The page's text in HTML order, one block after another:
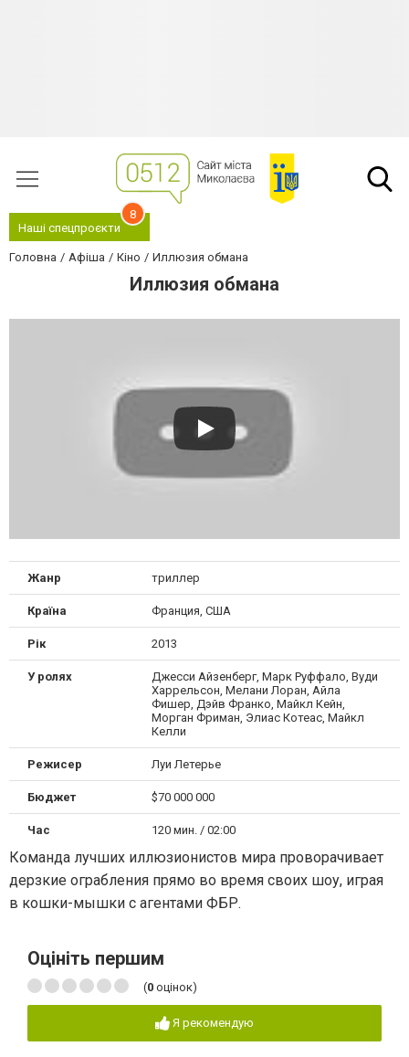
Наші спецпроєкти
8
Головна Афіша Кіно Иллюзия обмана
Иллюзия обмана
Жанр триллер
Країна Франция, США
Рік 2013
У ролях
Джесси Айзенберг, Марк Руффало, Вуди
Харрельсон, Мелани Лоран, Айла
Фишер, Дэйв Франко, Майкл Кейн,
Морган Фриман, Элиас Котеас, Майкл
Келли
Режисер Луи Летерье
Бюджет $70 000 000
Час 120 мин. / 02:00
Команда лучших иллюзионистов мира проворачивает
дерзкие ограбления прямо во время своих шоу, играя
в кошки-мышки с агентами ФБР.
Оцініть першим
(0 оцінок)
Я рекомендую